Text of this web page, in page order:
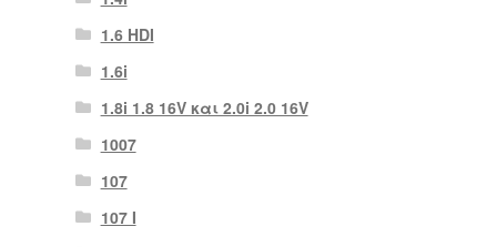
1.6 HDI
1.6i
1.8i 1.8 16V και 2.0i 2.0 16V
1007
107
107 Ι